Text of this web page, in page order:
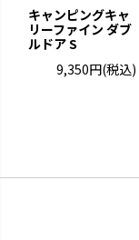
愛犬と一緒に遊べる
ーション玩具です。
キャンピングキャ
リーファイン ダブ
ルドア S
9,350円(税込)